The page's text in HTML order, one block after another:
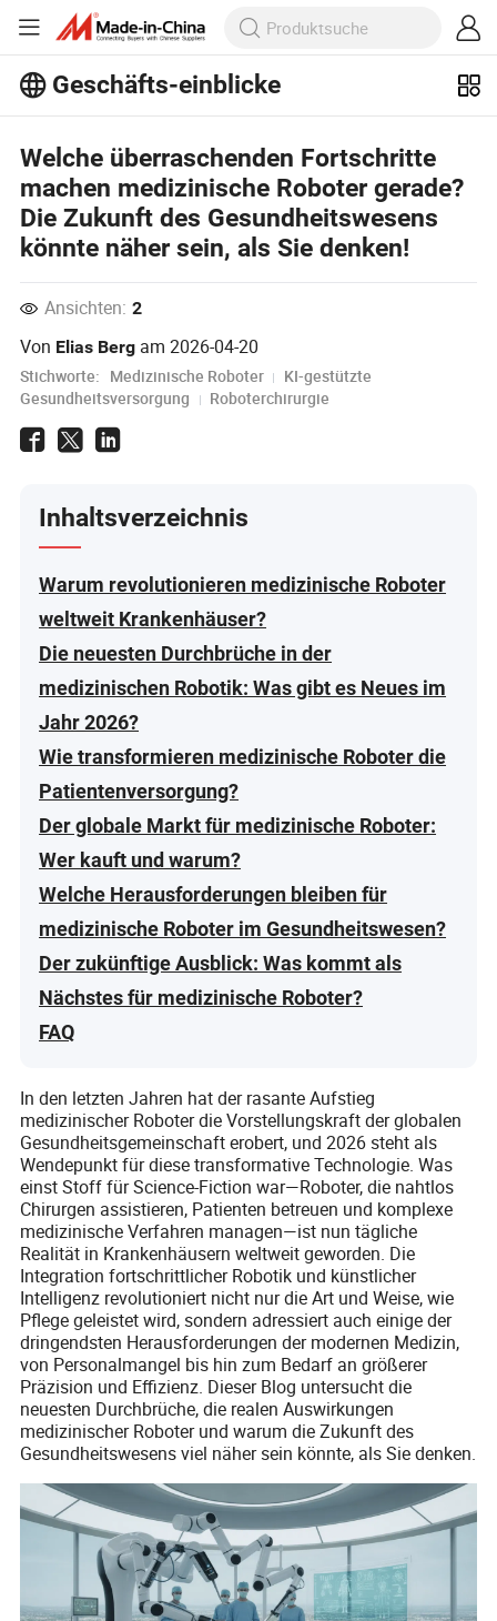
Geschäfts-einblicke
im Bereich Business Insights!
Mehr Anzeigen
Welche überraschenden Fortschritte
machen medizinische Roboter gerade?
Die Zukunft des Gesundheitswesens
könnte näher sein, als Sie denken!
Ansichten: 2
Von Elias Berg am2026-04-20
Stichworte: Medizinische Roboter
KI-gestützte
Gesundheitsversorgung
Roboterchirurgie
Inhaltsverzeichnis
Warum revolutionieren medizinische Roboter
weltweit Krankenhäuser?
Die neuesten Durchbrüche in der
medizinischen Robotik: Was gibt es Neues im
Jahr 2026?
Wie transformieren medizinische Roboter die
Patientenversorgung?
Der globale Markt für medizinische Roboter:
Wer kauft und warum?
Welche Herausforderungen bleiben für
medizinische Roboter im Gesundheitswesen?
Der zukünftige Ausblick: Was kommt als
Nächstes für medizinische Roboter?
FAQ
In den letzten Jahren hat der rasante Aufstieg
medizinischer Roboter die Vorstellungskraft der globalen
Gesundheitsgemeinschaft erobert, und 2026 steht als
Wendepunkt für diese transformative Technologie. Was
einst Stoff für Science-Fiction war—Roboter, die nahtlos
Chirurgen assistieren, Patienten betreuen und komplexe
medizinische Verfahren managen—ist nun tägliche
Realität in Krankenhäusern weltweit geworden. Die
Integration fortschrittlicher Robotik und künstlicher
Intelligenz revolutioniert nicht nur die Art und Weise, wie
Pflege geleistet wird, sondern adressiert auch einige der
dringendsten Herausforderungen der modernen Medizin,
von Personalmangel bis hin zum Bedarf an größerer
Präzision und Effizienz. Dieser Blog untersucht die
neuesten Durchbrüche, die realen Auswirkungen
medizinischer Roboter und warum die Zukunft des
Gesundheitswesens viel näher sein könnte, als Sie denken.